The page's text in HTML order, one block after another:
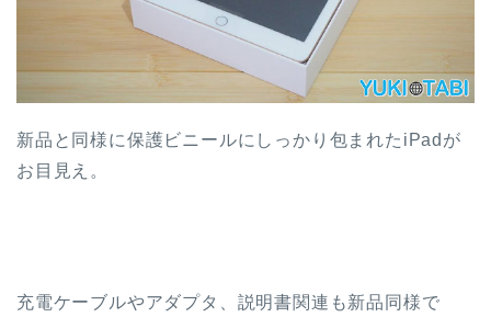
新品と同様に保護ビニールにしっかり包まれたiPadが
お目見え。
充電ケーブルやアダプタ、説明書関連も新品同様で